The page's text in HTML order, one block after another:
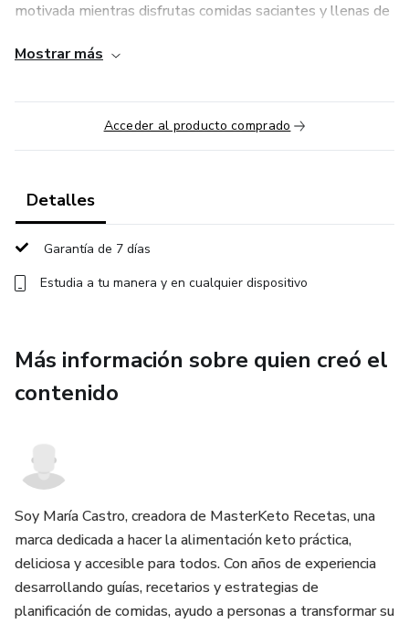
motivada mientras disfrutas comidas saciantes y llenas de
Plan alimenticio estructurado paso a paso
Menús diarios organizados
Este plan es ideal para personas que desean comenzar un
lograr una figura más saludable de forma natural y
Empieza hoy y da el primer paso hacia tu mejor versión con
el Plan 28 Días Keto.
Mostrar más
Acceder al producto comprado
Detalles
Garantía de 7 días
Estudia a tu manera y en cualquier dispositivo
Más información sobre quien creó el
contenido
Soy María Castro, creadora de MasterKeto Recetas, una
marca dedicada a hacer la alimentación keto práctica,
deliciosa y accesible para todos. Con años de experiencia
desarrollando guías, recetarios y estrategias de
planificación de comidas, ayudo a personas a transformar su